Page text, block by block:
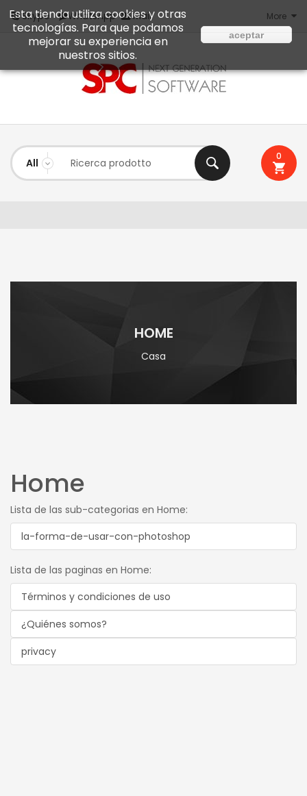
Skype WhatsApp Mail More
0
HOME
Casa
Home
Lista de las sub-categorias en Home:
la-forma-de-usar-con-photoshop
Lista de las paginas en Home:
Términos y condiciones de uso
¿Quiénes somos?
privacy
Esta tienda utiliza cookies y otras
tecnologías. Para que podamos
mejorar su experiencia en
nuestros sitios.
aceptar